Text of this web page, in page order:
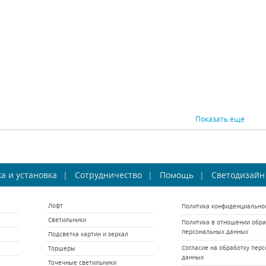
люстра
Rotondum
3504/3C
В наличии 136 шт.
КУПИТЬ
Потолочная люстра
Lumion Rotondum
3504/5C
В наличии 186 шт.
КУПИТЬ
Показать еще
и установка Сотрудничество Помощь Светодизайн
Лофт
Светильники
Подсветка картин и зеркал
Торшеры
Точечные светильники
Политика
Политика в отношении
персональных данных
Согласие на обработку
данных